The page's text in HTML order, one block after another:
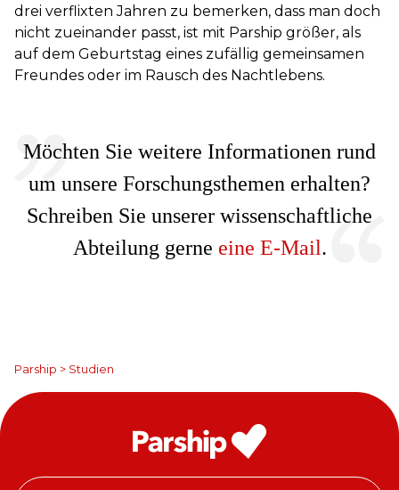
drei verflixten Jahren zu bemerken, dass man doch
nicht zueinander passt, ist mit Parship größer, als
auf dem Geburtstag eines zufällig gemeinsamen
Freundes oder im Rausch des Nachtlebens.
Möchten Sie weitere Informationen rund
um unsere Forschungsthemen erhalten?
Schreiben Sie unserer wissenschaftliche
Abteilung gerne eine E-Mail.
Parship > Studien